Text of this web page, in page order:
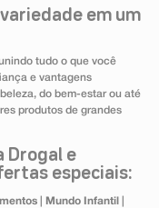
em um
tudo o que você
e vantagens
do bem-estar ou até
produtos de grandes
Drogal e
especiais:
| Mundo Infantil